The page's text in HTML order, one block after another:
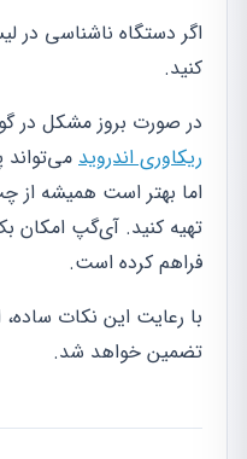
اگر دستگاه ناشناسی در
کنید.
در صورت بروز مشکل در
ریکاوری اندروید می‌تواند
اما بهتر است همیشه
تهیه کنید. آی‌گپ امکان
فراهم کرده است.
با رعایت این نکات
تضمین خواهد شد.